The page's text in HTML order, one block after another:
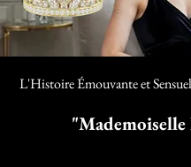
L'Histoire Émouvante et